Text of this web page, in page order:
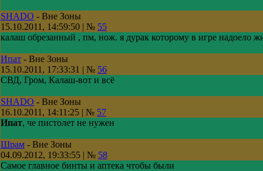
SHADO - Вне Зоны
15.10.2011, 14:59:50 | № 55
калаш обрезанный , пм, нож. я дурак которому в игре надоело
Ипат - Вне Зоны
15.10.2011, 17:33:31 | № 56
СВД, Гром, Калаш-вот и всё
SHADO - Вне Зоны
16.10.2011, 14:11:25 | № 57
Ипат, че пистолет не нужен
Шрам - Вне Зоны
04.09.2012, 19:33:55 | № 58
Самое главное бинты и аптека чтобы были